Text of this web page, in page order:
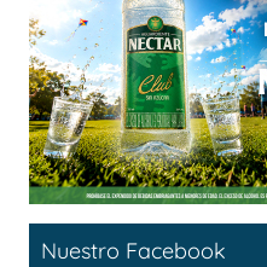
Nuestro Facebook